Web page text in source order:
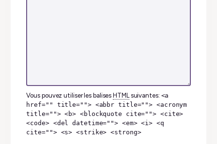
Vous pouvez utiliser les balises HTMLsuivantes: <a
href="" title=""> <abbr title=""> <acronym
title=""> <b> <blockquote cite=""> <cite>
<code> <del datetime=""> <em> <i> <q
cite=""> <s> <strike> <strong>